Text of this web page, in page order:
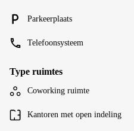
Parkeerplaats
Telefoonsysteem
Type ruimtes
Coworking ruimte
Kantoren met open indeling